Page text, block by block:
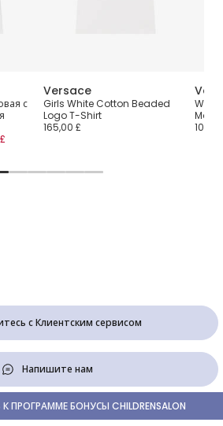
с
Versace
Girls White Cotton Beaded
Logo T-Shirt
165,00 £
Motif
с Клиентским сервисом
Напишите нам
ПРОГРАММЕ БОНУСЫ CHILDRENSALON